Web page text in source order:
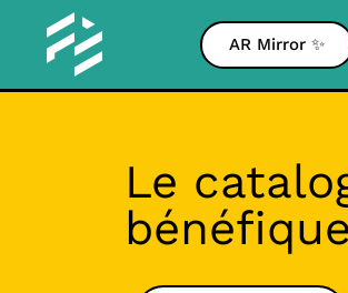
AR Mirror ✨
Le
bénéfique